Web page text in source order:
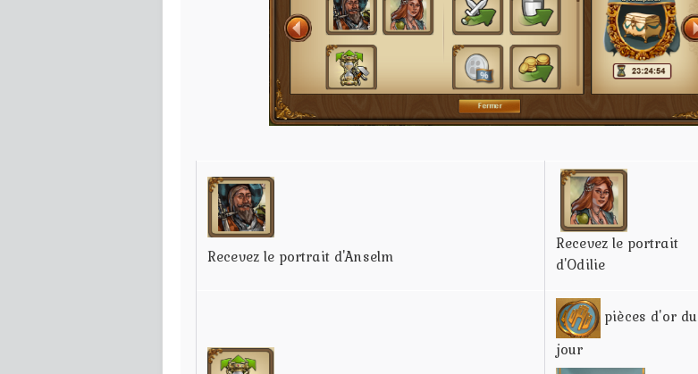
Recevez le portrait d'Anselm
Recevez le portrait
d'Odilie
pièces d'or du
jour